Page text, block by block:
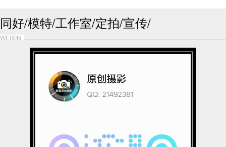
同好/模特/工作室/定拍/宣传/
WEIXIN